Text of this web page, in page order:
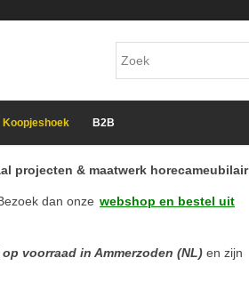
Koopjeshoek B2B
projecten & maatwerk horecameubilair
dan onze webshop en bestel uit
op voorraad in Ammerzoden (NL) en zijn